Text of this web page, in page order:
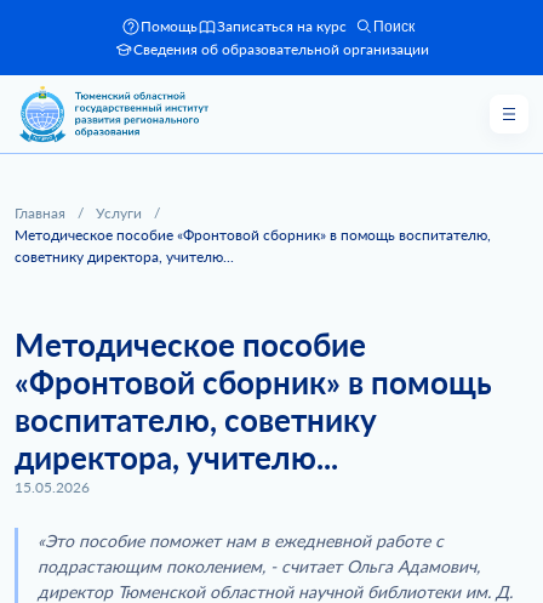
Помощь Записаться на курс Поиск
Сведения об образовательной организации
Главная / Услуги
/
Методическое пособие «Фронтовой сборник» в помощь воспитателю,
советнику директора, учителю...
Методическое пособие
«Фронтовой сборник» в помощь
воспитателю, советнику
директора, учителю...
15.05.2026
«Это пособие поможет нам в ежедневной работе с
подрастающим поколением, - считает Ольга Адамович,
директор Тюменской областной научной библиотеки им. Д.